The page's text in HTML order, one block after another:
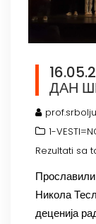
ДАН
1-
Rezultati sa
Никола
деценија